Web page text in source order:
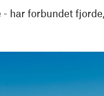
har forbundet